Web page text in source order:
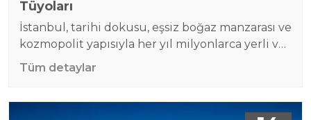
Tüyoları
İstanbul, tarihi dokusu, eşsiz boğaz manzarası ve
kozmopolit yapısıyla her yıl milyonlarca yerli ve
yabancı turisti ağırlıyor. Bu büyüleyici şehirde
keyifli bir tatil yaparken bütçenizi korumak
çözüm olabilir. İstanbul’un pek çok bölgesinde,
Tüm detaylar